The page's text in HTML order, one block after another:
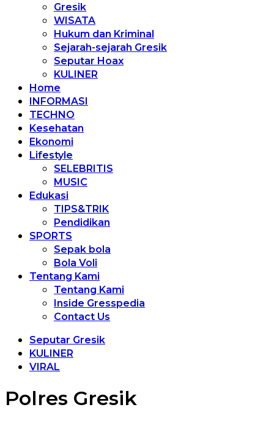
Gresik
WISATA
Hukum dan Kriminal
Sejarah-sejarah Gresik
Seputar Hoax
KULINER
Home
INFORMASI
TECHNO
Kesehatan
Ekonomi
Lifestyle
SELEBRITIS
MUSIC
Edukasi
TIPS&TRIK
Pendidikan
SPORTS
Sepak bola
Bola Voli
Tentang Kami
Tentang Kami
Inside Gresspedia
Contact Us
Seputar Gresik
KULINER
VIRAL
Polres Gresik